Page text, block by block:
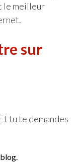
le meilleur
sur
tu te demandes